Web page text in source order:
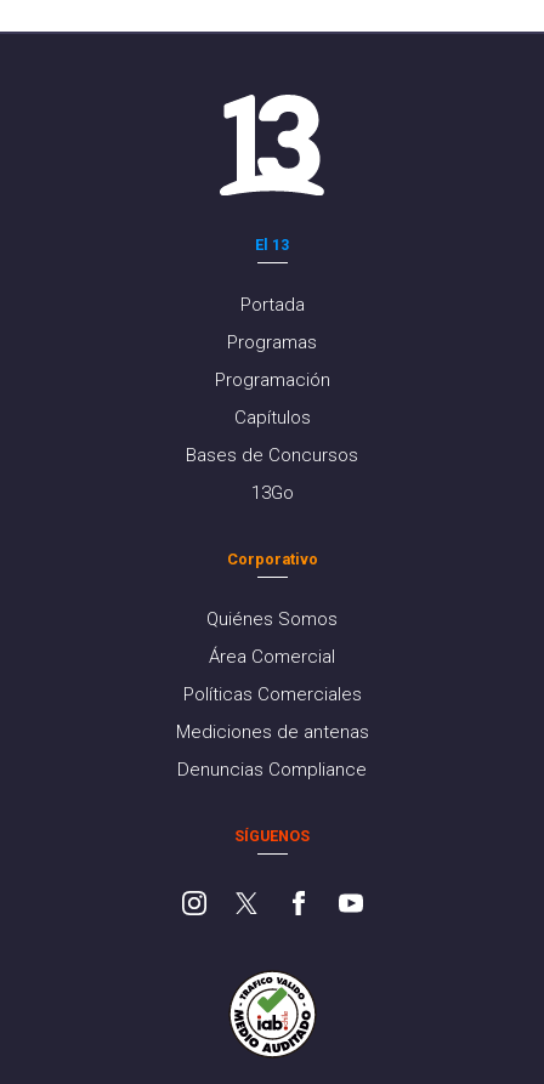
El 13
Portada
Programas
Programación
Capítulos
Bases de Concursos
13Go
Corporativo
Quiénes Somos
Área Comercial
Políticas Comerciales
Mediciones de antenas
Denuncias Compliance
SÍGUENOS